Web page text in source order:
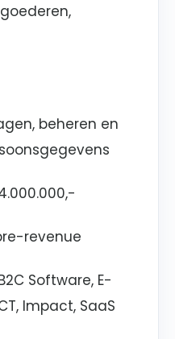
beheren en
revenue
Software, E-
Impact, SaaS